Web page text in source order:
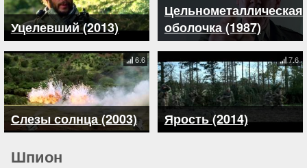
Уцелевший (2013)
Цельнометаллическая
оболочка (1987)
Слезы солнца (2003)
6.6
Ярость (2014)
7.6
Шпион